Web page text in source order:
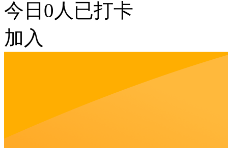
今日 0 人已打卡
加入